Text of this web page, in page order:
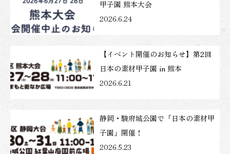
甲子園 熊本大会
2026.6.24
【イベント開催のお知らせ】第2回
日本の素材甲子園 in 熊本
2026.6.21
静岡・駿府城公園で「日本の素材甲
子園」開催！
2026.5.23